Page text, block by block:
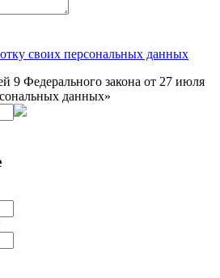
своих персональных данных
9 Федерального закона от 27 июля
данных»